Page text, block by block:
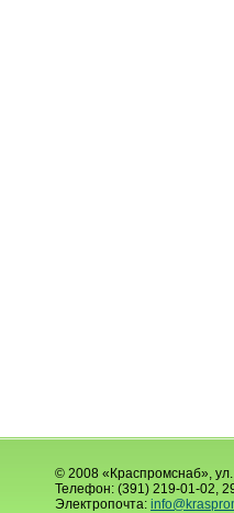
© 2008 «Краспромснаб»,
Телефон: (391) 219-01-02,
Электропочта: